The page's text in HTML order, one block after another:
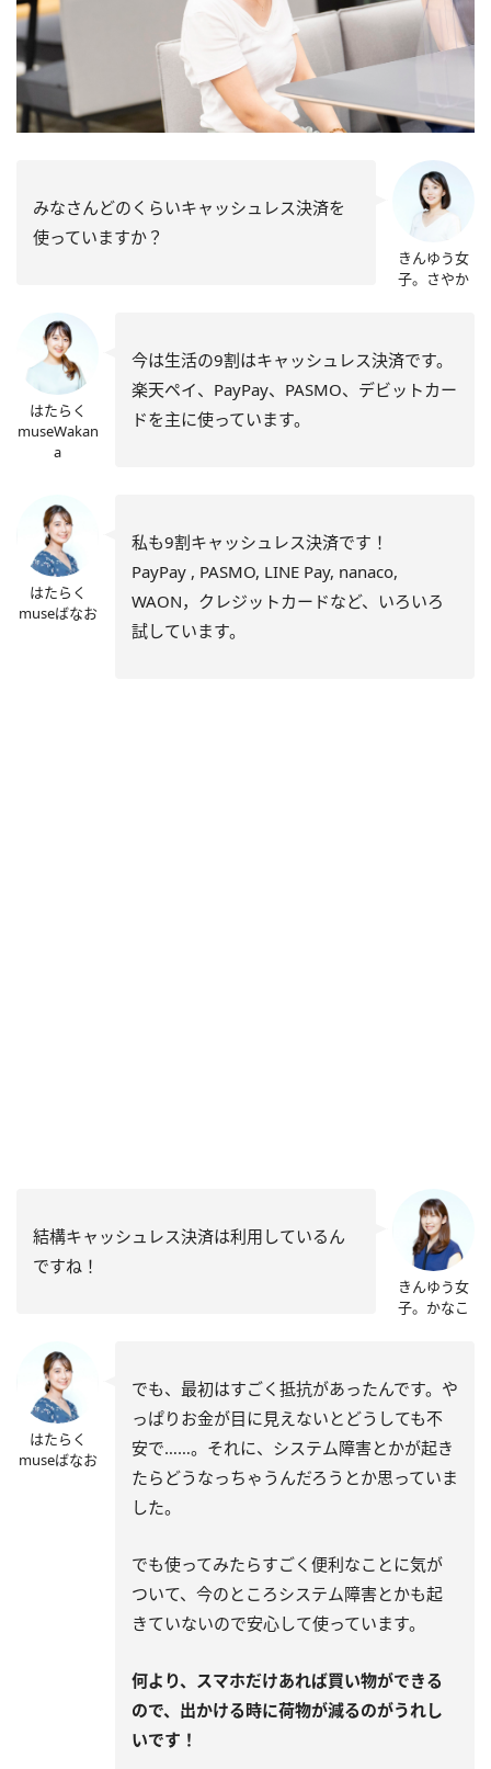
きんゆう女
子。さやか
みなさんどのくらいキャッシュレス決済を
使っていますか？
はたらく
museWakan
a
今は生活の9割はキャッシュレス決済です。
楽天ペイ、PayPay、PASMO、デビットカー
ドを主に使っています。
はたらく
museばなお
私も9割キャッシュレス決済です！
PayPay , PASMO, LINE Pay, nanaco,
WAON，クレジットカードなど、いろいろ
試しています。
きんゆう女
子。かなこ
結構キャッシュレス決済は利用しているん
ですね！
はたらく
museばなお
でも、最初はすごく抵抗があったんです。や
っぱりお金が目に見えないとどうしても不
安で……。それに、システム障害とかが起き
たらどうなっちゃうんだろうとか思っていま
した。
でも使ってみたらすごく便利なことに気が
ついて、今のところシステム障害とかも起
きていないので安心して使っています。
何より、スマホだけあれば買い物ができる
ので、出かける時に荷物が減るのがうれし
いです！